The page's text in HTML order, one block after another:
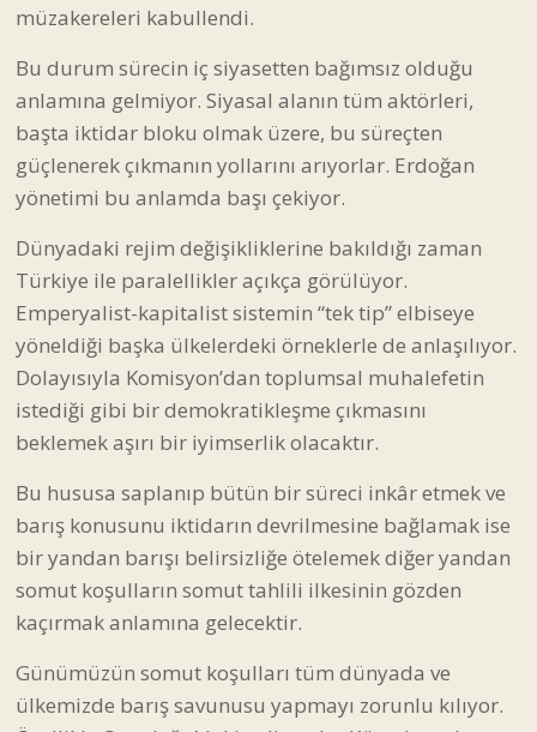
müzakereleri kabullendi.
Bu durum sürecin iç siyasetten bağımsız olduğu
anlamına gelmiyor. Siyasal alanın tüm aktörleri,
başta iktidar bloku olmak üzere, bu süreçten
güçlenerek çıkmanın yollarını arıyorlar. Erdoğan
yönetimi bu anlamda başı çekiyor.
Dünyadaki rejim değişikliklerine bakıldığı zaman
Türkiye ile paralellikler açıkça görülüyor.
Emperyalist-kapitalist sistemin “tek tip” elbiseye
yöneldiği başka ülkelerdeki örneklerle de anlaşılıyor.
Dolayısıyla Komisyon’dan toplumsal muhalefetin
istediği gibi bir demokratikleşme çıkmasını
beklemek aşırı bir iyimserlik olacaktır.
Bu hususa saplanıp bütün bir süreci inkâr etmek ve
barış konusunu iktidarın devrilmesine bağlamak ise
bir yandan barışı belirsizliğe ötelemek diğer yandan
somut koşulların somut tahlili ilkesinin gözden
kaçırmak anlamına gelecektir.
Günümüzün somut koşulları tüm dünyada ve
ülkemizde barış savunusu yapmayı zorunlu kılıyor.